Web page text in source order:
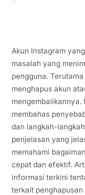
Akun Instagram
masalah yang
pengguna.
menghapus akun
mengembalikannya.
membahas
dan langkah-
penjelasan yang
memahami
cepat dan efektif.
informasi terkini
terkait